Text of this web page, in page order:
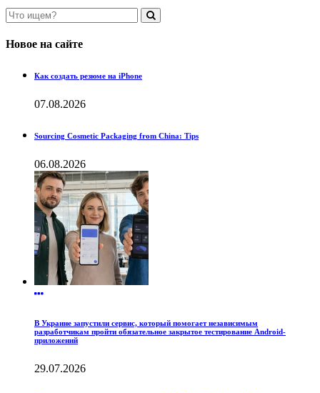
Новое на сайте
Как создать резюме на iPhone
07.08.2026
Sourcing Cosmetic Packaging from China: Tips
06.08.2026
В Украине запустили сервис, который помогает независимым
разработчикам пройти обязательное закрытое тестирование Android-
приложений
29.07.2026